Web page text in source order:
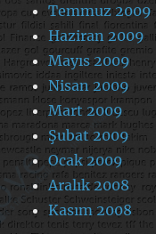
Temmuz 2009
Haziran 2009
Mayıs 2009
Nisan 2009
Mart 2009
Şubat 2009
Ocak 2009
Aralık 2008
Kasım 2008